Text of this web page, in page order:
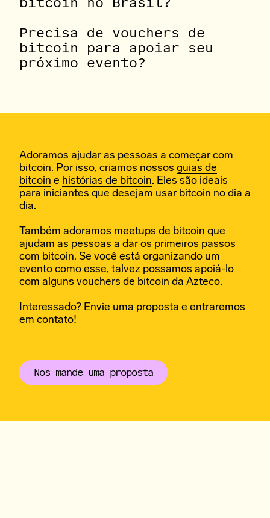
Precisa de vouchers de
bitcoin para apoiar seu
próximo evento?
Adoramos ajudar as pessoas a começar com
bitcoin. Por isso, criamos nossos guias de
bitcoin e histórias de bitcoin. Eles são ideais
para iniciantes que desejam usar bitcoin no dia a
dia.
Também adoramos meetups de bitcoin que
ajudam as pessoas a dar os primeiros passos
com bitcoin. Se você está organizando um
evento como esse, talvez possamos apoiá-lo
com alguns vouchers de bitcoin da Azteco.
Interessado? Envie uma proposta e entraremos
em contato!
Nos mande uma proposta